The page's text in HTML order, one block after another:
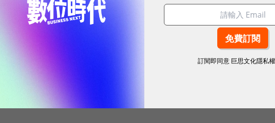
已有一段時間，最初是以「AI簡報生成器」為主打功能，不過隨
現在也支援生成網頁和社群貼文。
詞（prompt），AI便會根據主題生成內容，再搭配版型、配圖和
份完整的簡報、網頁或社群圖卡，大幅節省內容產出的時間。
理Gamma免費版本的使用方式供讀者參考。
訂閱即同意 巨思文化隱私